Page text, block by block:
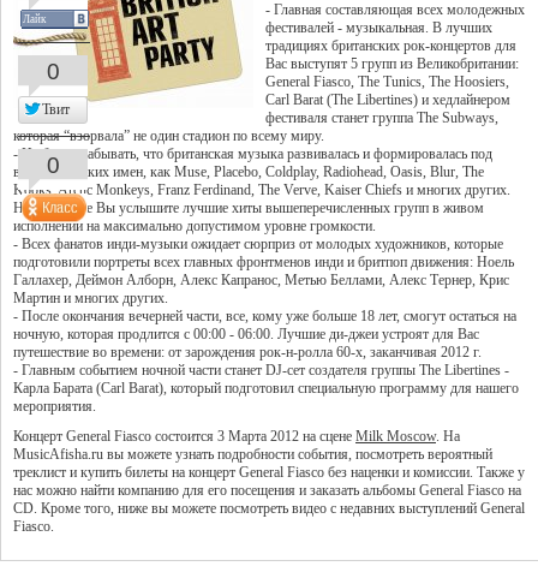
- Главная составляющая всех молодежных
фестивалей - музыкальная. В лучших
традициях британских рок-концертов для
Вас выступят 5 групп из Великобритании:
General Fiasco, The Tunics, The Hoosiers,
Carl Barat (The Libertines) и хедлайнером
фестиваля станет группа The Subways,
которая “взорвала” не один стадион по всему миру.
- Не будем забывать, что британская музыка развивалась и формировалась под
влиянием таких имен, как Muse, Placebo, Coldplay, Radiohead, Oasis, Blur, The
Kooks, Arctic Monkeys, Franz Ferdinand, The Verve, Kaiser Chiefs и многих других.
На разогреве Вы услышите лучшие хиты вышеперечисленных групп в живом
исполнении на максимально допустимом уровне громкости.
- Всех фанатов инди-музыки ожидает сюрприз от молодых художников, которые
подготовили портреты всех главных фронтменов инди и бритпоп движения: Ноель
Галлахер, Деймон Алборн, Алекс Капранос, Метью Беллами, Алекс Тернер, Крис
Мартин и многих других.
- После окончания вечерней части, все, кому уже больше 18 лет, смогут остаться на
ночную, которая продлится с 00:00 - 06:00. Лучшие ди-джеи устроят для Вас
путешествие во времени: от зарождения рок-н-ролла 60-х, заканчивая 2012 г.
- Главным событием ночной части станет DJ-сет создателя группы The Libertines -
Карла Барата (Carl Barat), который подготовил специальную программу для нашего
мероприятия.
Концерт General Fiasco состоится 3 Марта 2012 на сцене Milk Moscow. На
MusicAfisha.ru вы можете узнать подробности события, посмотреть вероятный
треклист и купить билеты на концерт General Fiasco без наценки и комиссии. Также у
нас можно найти компанию для его посещения и заказать альбомы General Fiasco на
CD. Кроме того, ниже вы можете посмотреть видео с недавних выступлений General
Fiasco.
Лайк
0
Твит
0